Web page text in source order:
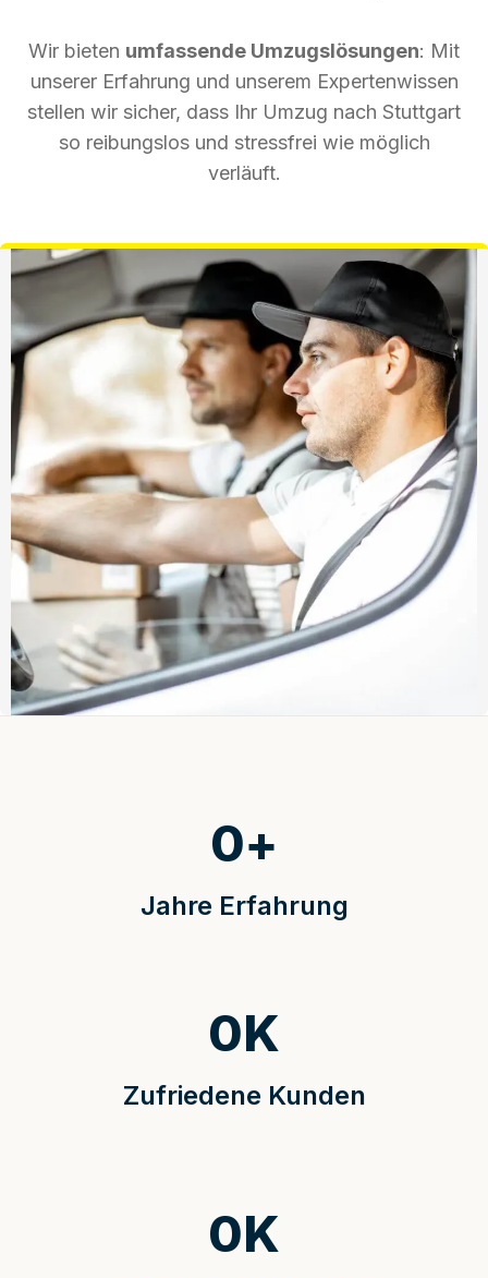
Wir bieten umfassende Umzugslösungen: Mit
unserer Erfahrung und unserem Expertenwissen
stellen wir sicher, dass Ihr Umzug nach Stuttgart
so reibungslos und stressfrei wie möglich
verläuft.
Jahre Erfahrung
0+
Zufriedene Kunden
0K
0K